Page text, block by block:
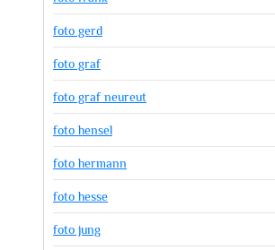
foto gerd
foto graf
foto graf neureut
foto hensel
foto hermann
foto hesse
foto jung